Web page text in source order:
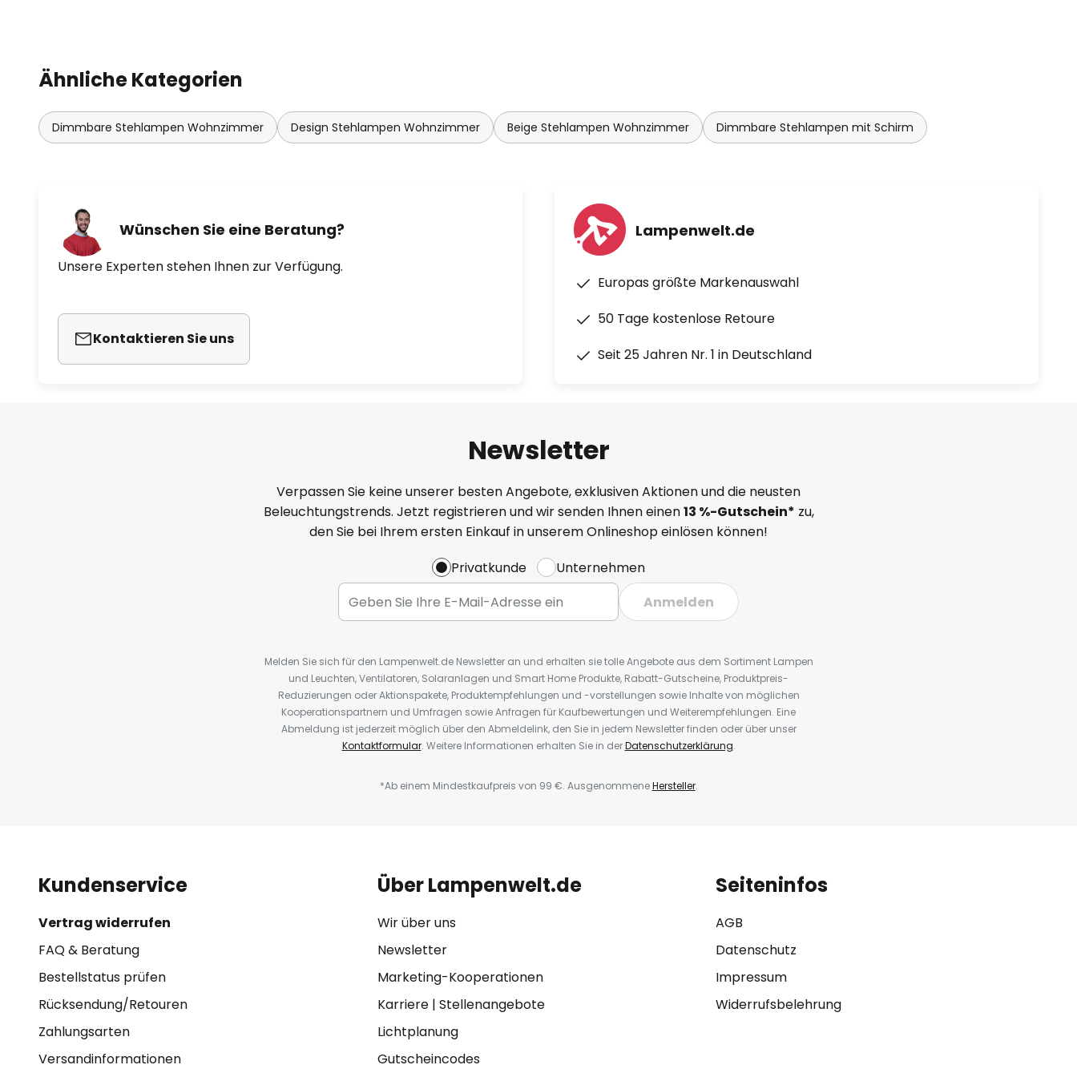
skandinavischen Designprinzipien und deren Kombination mit
zeitloser Ästhetik und natürlichen Materialien, sowie die Werte
der Moderne.
Ähnliche Kategorien
Dimmbare Stehlampen Wohnzimmer Design Stehlampen Wohnzimmer Beige Stehlampen Wohnzimmer Dimmbare Stehlampen mit Schirm
Wünschen Sie eine Beratung?
Unsere Experten stehen Ihnen zur Verfügung.
Kontaktieren Sie uns
Lampenwelt.de
Europas größte Markenauswahl
50 Tage kostenlose Retoure
Seit 25 Jahren Nr. 1 in Deutschland
Newsletter
Verpassen Sie keine unserer besten Angebote, exklusiven Aktionen und die neusten
Beleuchtungstrends. Jetzt registrieren und wir senden Ihnen einen13 %-Gutschein* zu,
den Sie bei Ihrem ersten Einkauf in unserem Onlineshop einlösen können!
Privatkunde
Unternehmen
Anmelden
Melden Sie sich für den Lampenwelt.de Newsletter an und erhalten sie tolle Angebote aus dem Sortiment Lampen
und Leuchten, Ventilatoren, Solaranlagen und Smart Home Produkte, Rabatt-Gutscheine, Produktpreis-
Reduzierungen oder Aktionspakete, Produktempfehlungen und -vorstellungen sowie Inhalte von möglichen
Kooperationspartnern und Umfragen sowie Anfragen für Kaufbewertungen und Weiterempfehlungen. Eine
Abmeldung ist jederzeit möglich über den Abmeldelink, den Sie in jedem Newsletter finden oder über unser
Kontaktformular. Weitere Informationen erhalten Sie in derDatenschutzerklärung.
*Ab einem Mindestkaufpreis von 99 €. AusgenommeneHersteller.
Kundenservice
Vertrag widerrufen
FAQ & Beratung
Bestellstatus prüfen
Rücksendung/Retouren
Zahlungsarten
Versandinformationen
Über Lampenwelt.de
Wir über uns
Newsletter
Marketing-Kooperationen
Karriere| Stellenangebote
Lichtplanung
Gutscheincodes
Seiteninfos
AGB
Datenschutz
Impressum
Widerrufsbelehrung